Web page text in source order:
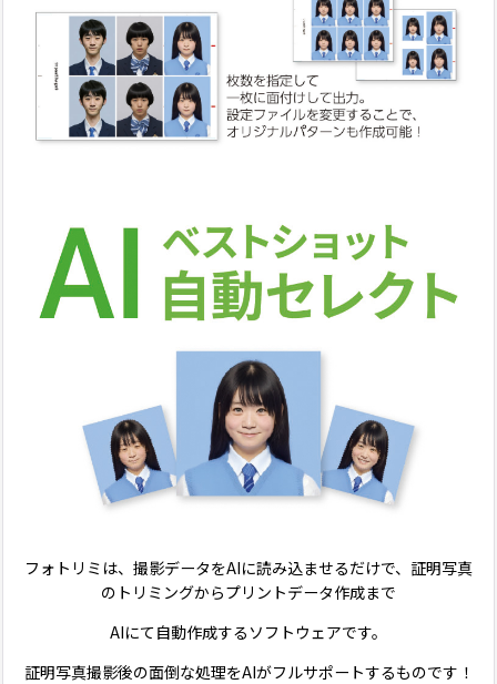
フォトリミは、撮影データをAIに読み込ませるだけで、証明写真
のトリミングからプリントデータ作成まで
AIにて自動作成するソフトウェアです。
証明写真撮影後の面倒な処理をAIがフルサポートするものです！